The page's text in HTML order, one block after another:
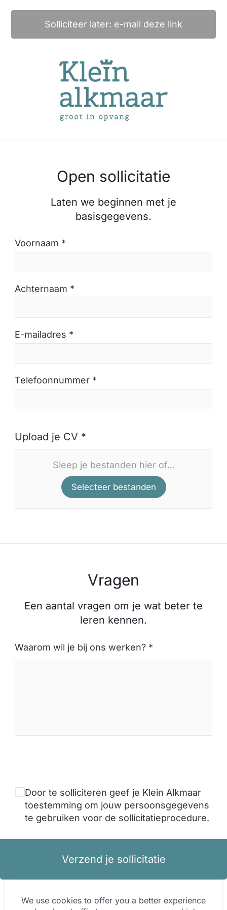
Solliciteer later: e-mail deze link
Open sollicitatie
Laten we beginnen met je
basisgegevens.
Voornaam *
Achternaam *
E-mailadres *
Telefoonnummer *
Upload je CV *
Sleep je bestanden hier of...
Selecteer bestanden
Vragen
Een aantal vragen om je wat beter te
leren kennen.
Waarom wil je bij ons werken? *
Door te solliciteren geef je Klein Alkmaar
toestemming om jouw persoonsgegevens
te gebruiken voor de sollicitatieprocedure.
Verzend je sollicitatie
We use cookies to offer you a better experience